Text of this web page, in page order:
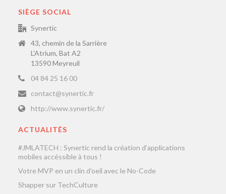
SIÈGE SOCIAL
Synertic
43, chemin de la Sarrière
L'Atrium, Bat A2
13590 Meyreuil
04 84 25 16 00
contact@synertic.fr
http://www.synertic.fr/
ACTUALITÉS
#JMLATECH : Synertic rend la création d’applications
mobiles accéssible à tous !
Votre MVP en un clin d’oeil avec le No-Code
Shapper sur TechCulture